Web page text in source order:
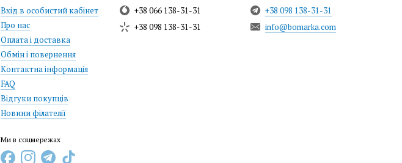
Вхід в особистий кабінет
Про нас
Оплата і доставка
Обмін і повернення
Контактна інформація
FAQ
Відгуки покупців
Новини філателії
Ми в соцмережах
+38 066 138-31-31
+38 098 138-31-31
+38 098 138-31-31
info@bomarka.com